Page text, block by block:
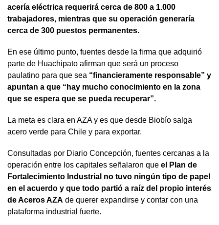
acería eléctrica requerirá cerca de 800 a 1.000
trabajadores, mientras que su operación generaría
cerca de 300 puestos permanentes.
En ese último punto, fuentes desde la firma que adquirió
parte de Huachipato afirman que será un proceso
paulatino para que sea “financieramente responsable” y
apuntan a que “hay mucho conocimiento en la zona
que se espera que se pueda recuperar”.
La meta es clara en AZA y es que desde Biobío salga
acero verde para Chile y para exportar.
Consultadas por Diario Concepción, fuentes cercanas a la
operación entre los capitales señalaron que el Plan de
Fortalecimiento Industrial no tuvo ningún tipo de papel
en el acuerdo y que todo partió a raíz del propio interés
de Aceros AZA de querer expandirse y contar con una
plataforma industrial fuerte.